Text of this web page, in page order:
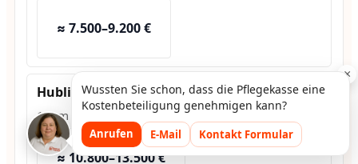
≈ 7.500–9.200 €
Hublift · außen
1,2 m Hub, Fundament
≈ 10.800–13.500 €
×
Wussten Sie schon, dass die Pflegekasse eine
Kostenbeteiligung genehmigen kann?
Anrufen E-Mail Kontakt Formular